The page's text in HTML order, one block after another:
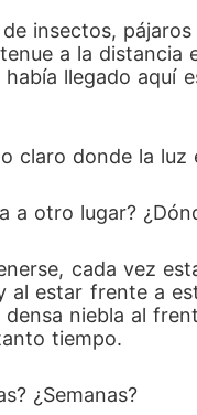
insectos,
a la
llegado
claro donde la
a otro lugar?
cada vez
al estar frente a
niebla al
tiempo.
¿Semanas?